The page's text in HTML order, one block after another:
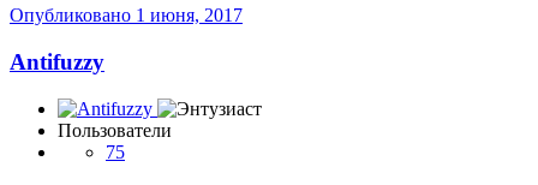
Опубликовано 1 июня, 2017
Antifuzzy
Пользователи
75